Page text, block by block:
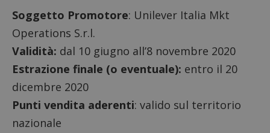
Soggetto Promotore: Unilever Italia Mkt
Operations S.r.l.
Validità: dal 10 giugno all’8 novembre 2020
Estrazione finale (o eventuale): entro il 20
dicembre 2020
Punti vendita aderenti: valido sul territorio
nazionale